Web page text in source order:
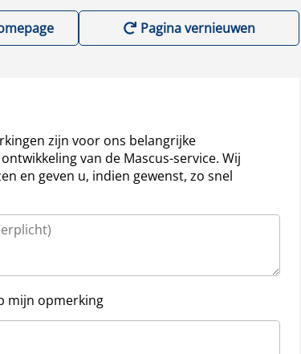
Pagina vernieuwen
zijn voor ons belangrijke
van de Mascus-service. Wij
en geven u, indien gewenst, zo snel
mijn opmerking